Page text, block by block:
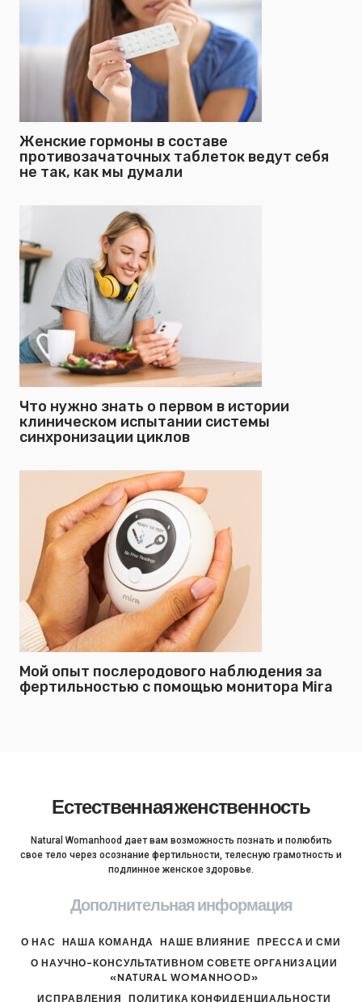
Женские гормоны в составе
противозачаточных таблеток ведут себя
не так, как мы думали
Что нужно знать о первом в истории
клиническом испытании системы
синхронизации циклов
Мой опыт послеродового наблюдения за
фертильностью с помощью монитора Mira
Естественная женственность
Natural Womanhood дает вам возможность познать и полюбить
свое тело через осознание фертильности, телесную грамотность и
подлинное женское здоровье.
Дополнительная информация
О НАС НАША КОМАНДА НАШЕ ВЛИЯНИЕ
ПРЕССА И СМИ
О НАУЧНО-КОНСУЛЬТАТИВНОМ СОВЕТЕ ОРГАНИЗАЦИИ
«NATURAL WOMANHOOD»
ИСПРАВЛЕНИЯ
ПОЛИТИКА КОНФИДЕНЦИАЛЬНОСТИ